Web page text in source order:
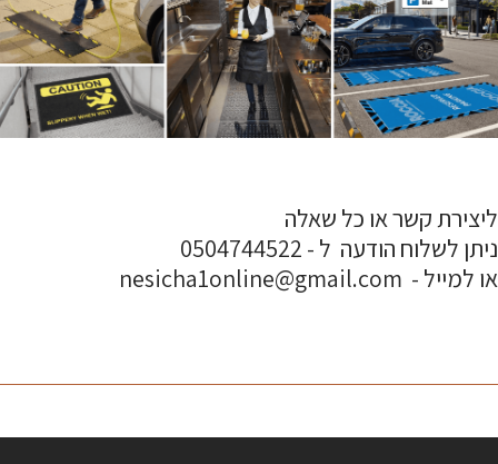
ליצירת קשר או כל שאלה
ניתן לשלוח הודעה ל - 0504744522
או למייל - nesicha1online@gmail.com